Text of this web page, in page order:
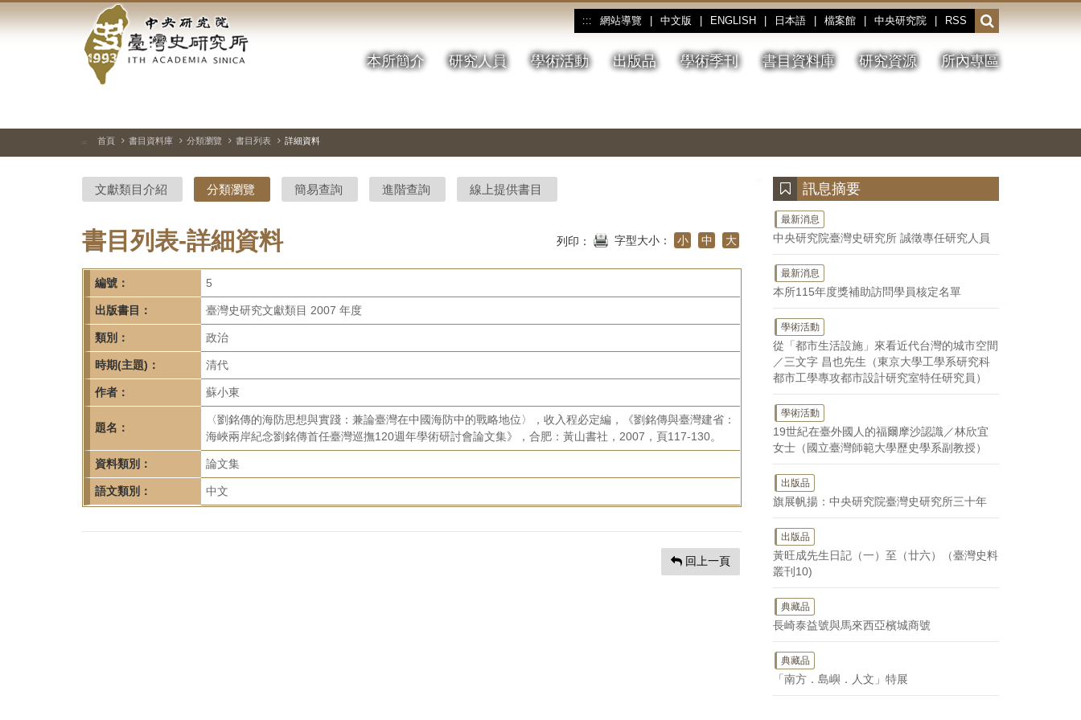
到
中
央
研
院-
臺
灣
史
研
究
所-
首
頁
::: 網站導覽 中文版 ENGLISH 日本語 檔案館 中央研究院 RSS
開
啟
或
收
本所簡介 研究人員 學術活動 出版品 學術季刊 書目資料庫 研究資源 所內專區
停、
圖
圖
結
::: 首頁 書目資料庫 分類瀏覽 書目列表 詳細資料
文獻類目介紹 分類瀏覽 簡易查詢 進階查詢 線上提供書目
書目列表-詳細資料 列印： 字型大小： 小 中 大
編號： 5
出版書目： 臺灣史研究文獻類目 2007 年度
類別： 政治
時期(主題)： 清代
作者： 蘇小東
題名：
〈劉銘傳的海防思想與實踐：兼論臺灣在中國海防中的戰略地位〉，收入程必定編，《劉銘傳與臺灣建省：
海峽兩岸紀念劉銘傳首任臺灣巡撫120週年學術研討會論文集》，合肥：黃山書社，2007，頁117-130。
資料類別： 論文集
語文類別： 中文
回上一頁
訊息摘要
最新消息
中央研究院臺灣史研究所 誠徵專任研究人員
最新消息
本所115年度獎補助訪問學員核定名單
學術活動
從「都市生活設施」來看近代台灣的城市空間
／三文字 昌也先生（東京大學工學系研究科
都市工學專攻都市設計研究室特任研究員）
學術活動
19世紀在臺外國人的福爾摩沙認識／林欣宜
女士（國立臺灣師範大學歷史學系副教授）
出版品
旗展帆揚：中央研究院臺灣史研究所三十年
出版品
黃旺成先生日記（一）至（廿六）（臺灣史料
叢刊10)
典藏品
長崎泰益號與馬來西亞檳城商號
典藏品
「南方．島嶼．人文」特展